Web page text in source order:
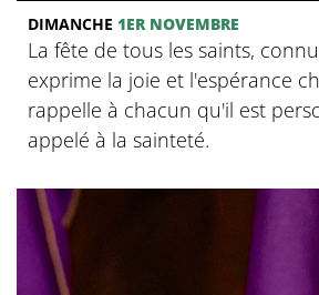
DIMANCHE 1ER NOVEMBRE
La fête de tous les saints,
exprime la joie et l'espérance
rappelle à chacun qu'il est
appelé à la sainteté.